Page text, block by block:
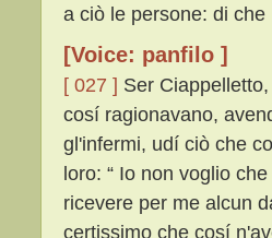
a ciò le persone: di
[Voice: panfilo ]
[ 027 ] Ser
cosí ragionavano,
gl'infermi, udí ciò che
loro: “ Io non voglio
ricevere per me alcun
certissimo che cosí